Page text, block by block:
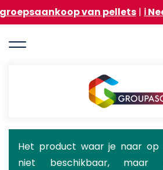
en
de
van pellets|ℹ️ Neem deel
Groupasol
Statusbericht
Het product waar je naar op
niet beschikbaar, maar